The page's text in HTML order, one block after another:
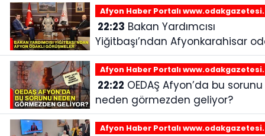
Afyon Haber Portalı
22:23
Yiğitbaşı’ndan Afyonkarahisar
görüşmeler
Afyon Haber Portalı
22:22
neden görmezden geliyor?
Afyon Haber Portalı